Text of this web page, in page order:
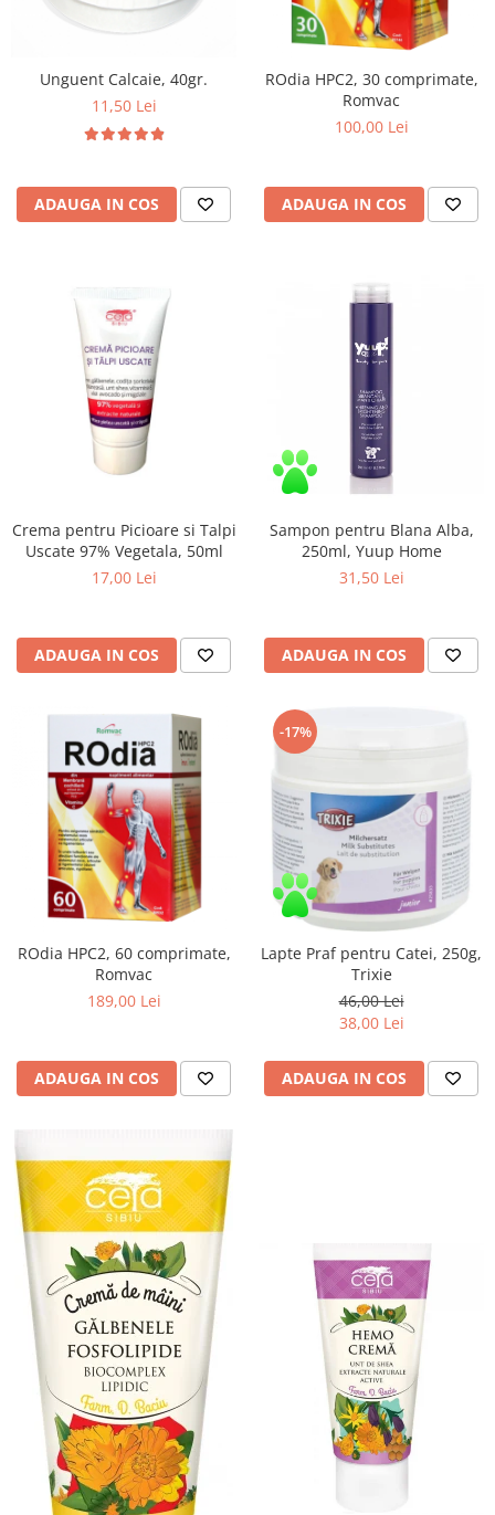
Unguent Calcaie, 40gr.
11,50 Lei
ADAUGA IN COS
ROdia HPC2, 30 comprimate,
Romvac
100,00 Lei
ADAUGA IN COS
Crema pentru Picioare si Talpi
Uscate 97% Vegetala, 50ml
17,00 Lei
ADAUGA IN COS
Sampon pentru Blana Alba,
250ml, Yuup Home
31,50 Lei
ADAUGA IN COS
ROdia HPC2, 60 comprimate,
Romvac
189,00 Lei
ADAUGA IN COS
-17%
Lapte Praf pentru Catei, 250g,
Trixie
46,00 Lei
38,00 Lei
ADAUGA IN COS